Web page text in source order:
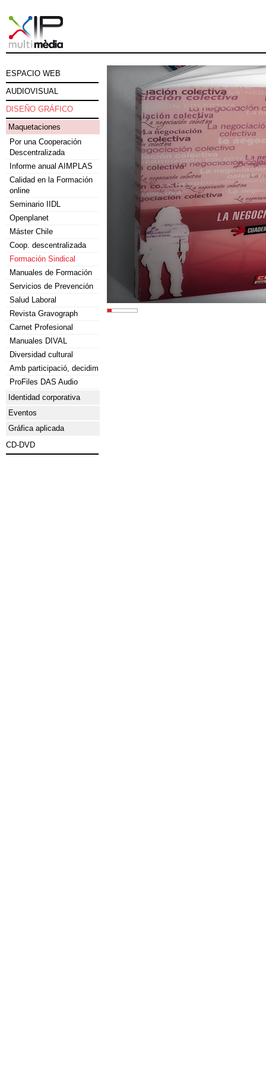
ESPACIO WEB
AUDIOVISUAL
DISEÑO GRÁFICO
Maquetaciones
Por una Cooperación
Descentralizada
Informe anual AIMPLAS
Calidad en la Formación
online
Seminario IIDL
Openplanet
Máster Chile
Coop. descentralizada
Formación Sindical
Manuales de Formación
Servicios de Prevención
Salud Laboral
Revista Gravograph
Carnet Profesional
Manuales DIVAL
Diversidad cultural
Amb participació, decidim
ProFiles DAS Audio
Identidad corporativa
Eventos
Gráfica aplicada
CD-DVD